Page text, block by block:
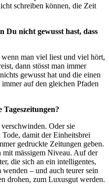
schreiben können, die Zeit
Du nicht gewusst hast, dass
man viel liest und viel hört,
dann stösst man immer
gewusst hat und die einen
auf den gleichen Pfaden
Oder sie
damit der Einheitsbrei
gedruckte Zeitungen geben.
mit mässigem Niveau. Auf der
die sich an ein intelligentes,
– und auch teurer sein
drohen, zum Luxusgut werden.